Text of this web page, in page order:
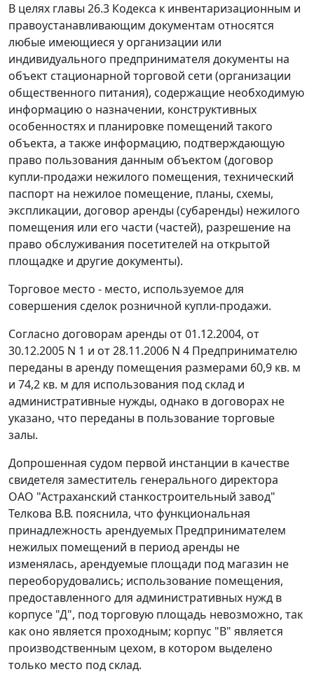
В целях главы 26.3 Кодекса к инвентаризационным и
правоустанавливающим документам относятся
любые имеющиеся у организации или
индивидуального предпринимателя документы на
объект стационарной торговой сети (организации
общественного питания), содержащие необходимую
информацию о назначении, конструктивных
особенностях и планировке помещений такого
объекта, а также информацию, подтверждающую
право пользования данным объектом (договор
купли-продажи нежилого помещения, технический
паспорт на нежилое помещение, планы, схемы,
экспликации, договор аренды (субаренды) нежилого
помещения или его части (частей), разрешение на
право обслуживания посетителей на открытой
площадке и другие документы).
Торговое место - место, используемое для
совершения сделок розничной купли-продажи.
Согласно договорам аренды от 01.12.2004, от
30.12.2005 N 1 и от 28.11.2006 N 4 Предпринимателю
переданы в аренду помещения размерами 60,9 кв. м
и 74,2 кв. м для использования под склад и
административные нужды, однако в договорах не
указано, что переданы в пользование торговые
залы.
Допрошенная судом первой инстанции в качестве
свидетеля заместитель генерального директора
ОАО "Астраханский станкостроительный завод"
Телкова В.В. пояснила, что функциональная
принадлежность арендуемых Предпринимателем
нежилых помещений в период аренды не
изменялась, арендуемые площади под магазин не
переоборудовались; использование помещения,
предоставленного для административных нужд в
корпусе "Д", под торговую площадь невозможно, так
как оно является проходным; корпус "В" является
производственным цехом, в котором выделено
только место под склад.